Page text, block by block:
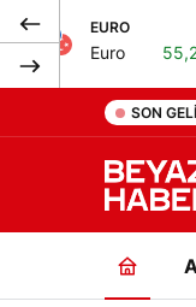
0.32%
55,25 TRY
SON